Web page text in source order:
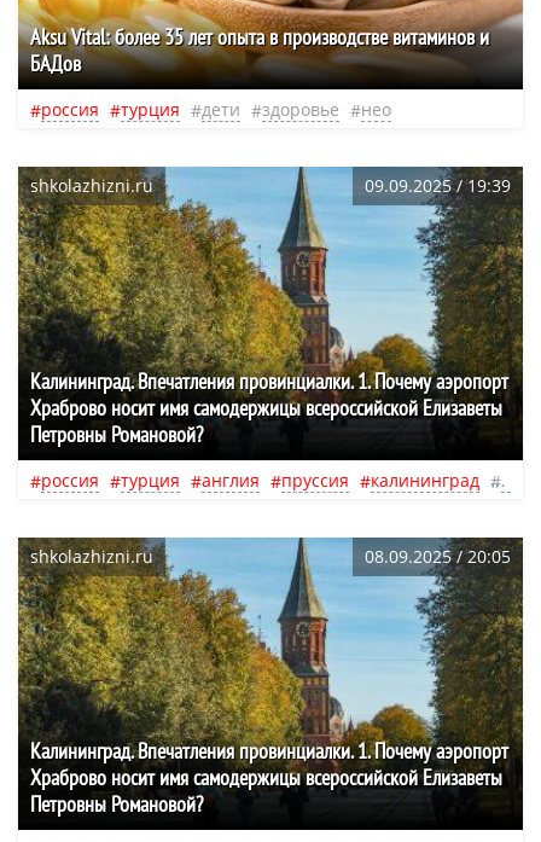
Aksu Vital: более 35 лет опыта в производстве витаминов и
БАДов
россия турция дети здоровье нео
shkolazhizni.ru 09.09.2025 / 19:39
Калининград. Впечатления провинциалки. 1. Почему аэропорт
Храброво носит имя самодержицы всероссийской Елизаветы
Петровны Романовой?
россия турция англия пруссия калининград
shkolazhizni.ru 08.09.2025 / 20:05
Калининград. Впечатления провинциалки. 1. Почему аэропорт
Храброво носит имя самодержицы всероссийской Елизаветы
Петровны Романовой?